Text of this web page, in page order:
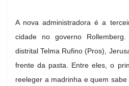
A nova administradora é a
cidade no governo
distrital Telma Rufino (Pros),
frente da pasta. Entre eles, o
reeleger a madrinha e quem